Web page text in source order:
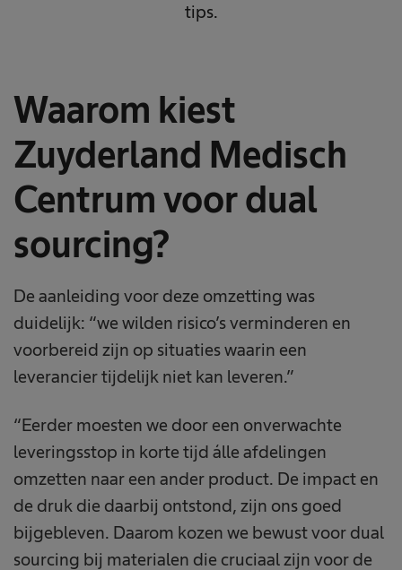
tips.
Waarom kiest
Zuyderland Medisch
Centrum voor dual
sourcing?
De aanleiding voor deze omzetting was
duidelijk: “we wilden risico’s verminderen en
voorbereid zijn op situaties waarin een
leverancier tijdelijk niet kan leveren.”
“Eerder moesten we door een onverwachte
leveringsstop in korte tijd álle afdelingen
omzetten naar een ander product. De impact en
de druk die daarbij ontstond, zijn ons goed
bijgebleven. Daarom kozen we bewust voor dual
sourcing bij materialen die cruciaal zijn voor de